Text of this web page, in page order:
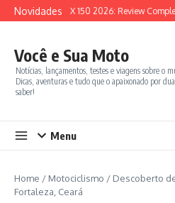
Ir para o conteúdo
Novidades
SYM ADX 150 2026: Review
Você e Sua Moto
Notícias, lançamentos, testes e viagens sobre o
Dicas, aventuras e tudo que o apaixonado por
saber!
Menu
Home / Motociclismo / Descoberto
Fortaleza, Ceará